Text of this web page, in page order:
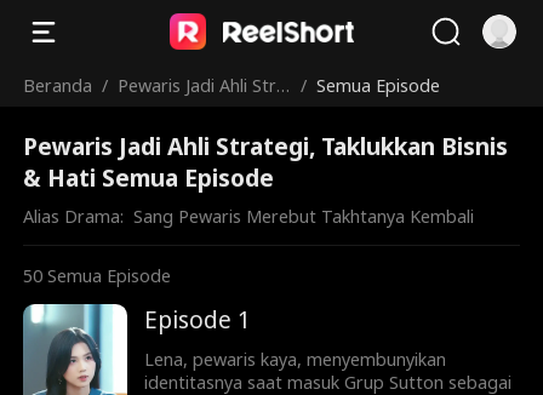
Beranda / Pewaris Jadi Ahli Stra
& Hati
/ Semua Episode
Pewaris Jadi Ahli Strategi, Taklukkan Bisnis
& Hati Semua Episode
Alias Drama: Sang Pewaris Merebut Takhtanya Kembali
50 Semua Episode
Episode 1
Lena, pewaris kaya, menyembunyikan
identitasnya saat masuk Grup Sutton sebagai